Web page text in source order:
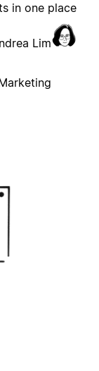
in one
Andrea Lim
Marketing